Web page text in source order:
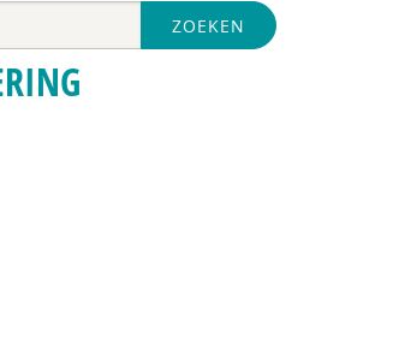
ZOEKEN